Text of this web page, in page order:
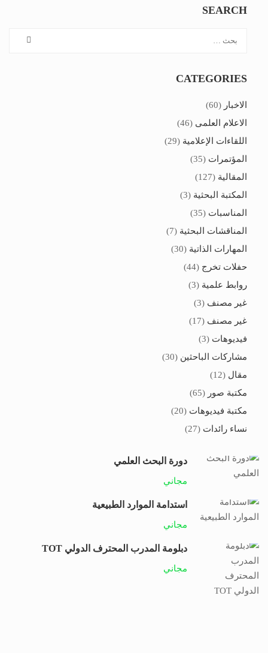
SEARCH
CATEGORIES
الاخبار (60)
الاعلام العلمى (46)
اللقاءات الإعلامية (29)
المؤتمرات (35)
المقالية (127)
المكتبة البحثية (3)
المناسبات (35)
المناقشات البحثية (7)
المهارات الذاتية (30)
حفلات تخرج (44)
روابط علمية (3)
غير مصنف (3)
غير مصنف (17)
فيديوهات (3)
مشاركات الباحثين (30)
مقال (12)
مكتبة صور (65)
مكتبة فيديوهات (20)
نساء رائدات (27)
دورة البحث العلمي
مجاني
استدامة الموارد الطبيعية
مجاني
دبلومة المدرب المحترف الدولي TOT
مجاني